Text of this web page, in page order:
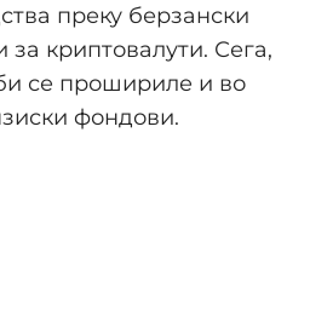
преку берзански
криптовалути. Сега,
се прошириле и во
фондови.